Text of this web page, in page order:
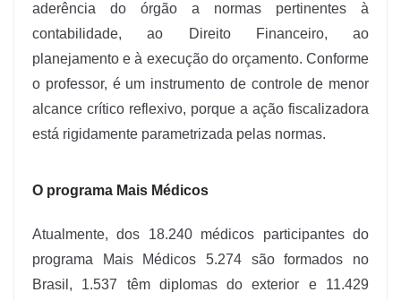
aderência do órgão a normas pertinentes à
contabilidade, ao Direito Financeiro, ao
planejamento e à execução do orçamento. Conforme
o professor, é um instrumento de controle de menor
alcance crítico reflexivo, porque a ação fiscalizadora
está rigidamente parametrizada pelas normas.
O programa Mais Médicos
Atualmente, dos 18.240 médicos participantes do
programa Mais Médicos 5.274 são formados no
Brasil, 1.537 têm diplomas do exterior e 11.429